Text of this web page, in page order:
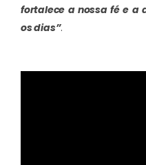
fortalece a nossa fé e a
os dias”.